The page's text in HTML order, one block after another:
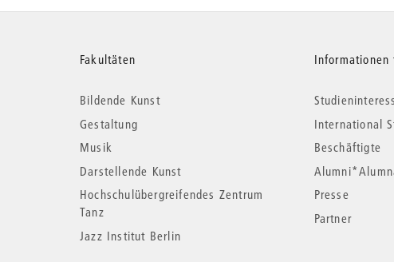
Weitere
Informationen
Fakultäten
Bildende Kunst
Gestaltung
Musik
Darstellende Kunst
Hochschulübergreifendes Zentrum
Tanz
Jazz Institut Berlin
Informationen
International
Beschäftigte
Presse
Partner